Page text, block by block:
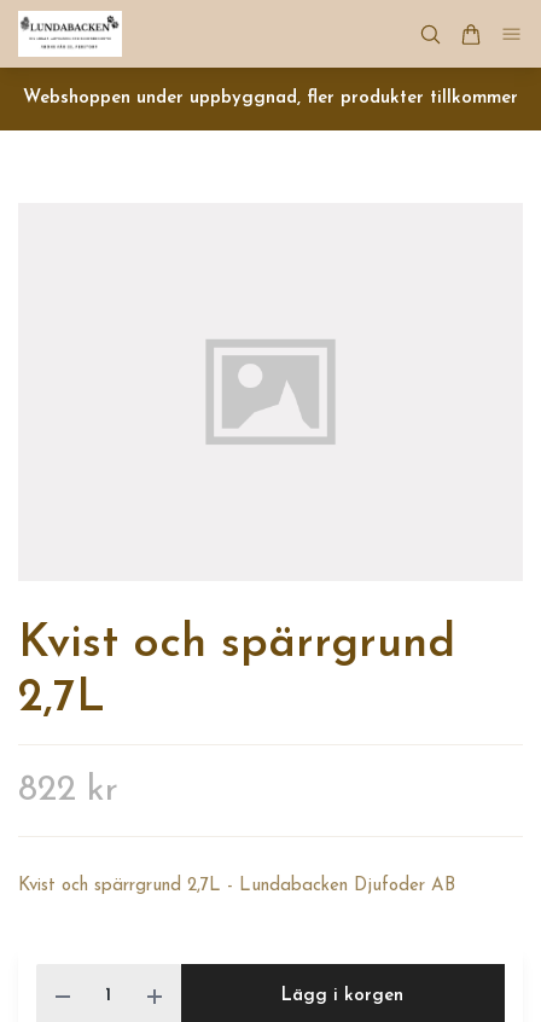
Webshoppen under uppbyggnad, fler produkter tillkommer
Kvist och spärrgrund
2,7L
822 kr
Kvist och spärrgrund 2,7L - Lundabacken Djufoder AB
Lägg i korgen